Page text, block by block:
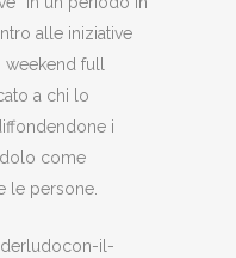
alle iniziative
full
a chi lo
i
come
le persone.
il-